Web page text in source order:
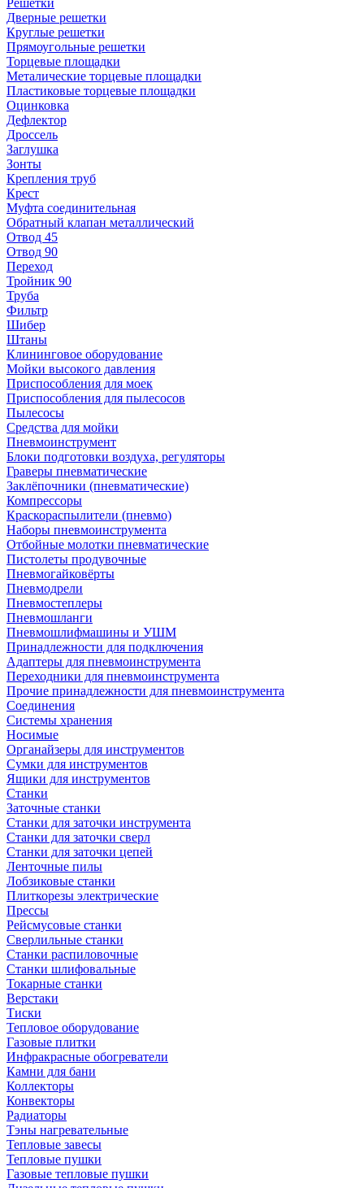
Решетки
Дверные решетки
Круглые решетки
Прямоугольные решетки
Торцевые площадки
Металические торцевые площадки
Пластиковые торцевые площадки
Оцинковка
Дефлектор
Дроссель
Заглушка
Зонты
Крепления труб
Крест
Муфта соединительная
Обратный клапан металлический
Отвод 45
Отвод 90
Переход
Тройник 90
Труба
Фильтр
Шибер
Штаны
Клининговое оборудование
Мойки высокого давления
Приспособления для моек
Приспособления для пылесосов
Пылесосы
Средства для мойки
Пневмоинструмент
Блоки подготовки воздуха, регуляторы
Граверы пневматические
Заклёпочники (пневматические)
Компрессоры
Краскораспылители (пневмо)
Наборы пневмоинструмента
Отбойные молотки пневматические
Пистолеты продувочные
Пневмогайковёрты
Пневмодрели
Пневмостеплеры
Пневмошланги
Пневмошлифмашины и УШМ
Принадлежности для подключения
Адаптеры для пневмоинструмента
Переходники для пневмоинструмента
Прочие принадлежности для пневмоинструмента
Соединения
Системы хранения
Носимые
Органайзеры для инструментов
Сумки для инструментов
Ящики для инструментов
Станки
Заточные станки
Станки для заточки инструмента
Станки для заточки сверл
Станки для заточки цепей
Ленточные пилы
Лобзиковые станки
Плиткорезы электрические
Прессы
Рейсмусовые станки
Сверлильные станки
Станки распиловочные
Станки шлифовальные
Токарные станки
Верстаки
Тиски
Тепловое оборудование
Газовые плитки
Инфракрасные обогреватели
Камни для бани
Коллекторы
Конвекторы
Радиаторы
Тэны нагревательные
Тепловые завесы
Тепловые пушки
Газовые тепловые пушки